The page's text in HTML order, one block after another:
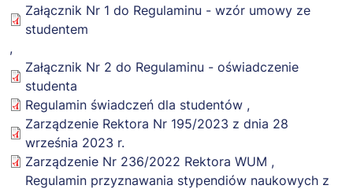
Załącznik Nr 1 do Regulaminu - wzór umowy ze
studentem
,
Załącznik Nr 2 do Regulaminu - oświadczenie
studenta
Regulamin świadczeń dla studentów ,
Zarządzenie Rektora Nr 195/2023 z dnia 28
września 2023 r.
Zarządzenie Nr 236/2022 Rektora WUM ,
Regulamin przyznawania stypendiów naukowych z